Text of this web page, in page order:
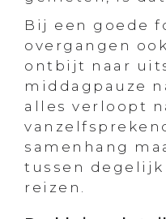
Bij een goede
overgangen
ontbijt naar
middagpauze
alles verloopt
samenhang
tussen
reizen.